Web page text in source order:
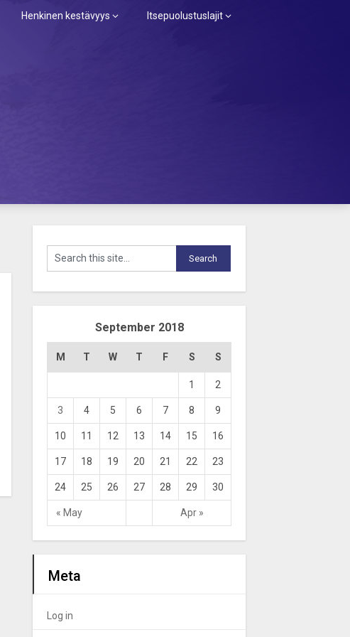
Henkinen kestävyys Itsepuolustuslajit
September 2018
M T W T F S S
« May Apr »
1 2
3 4 5 6 7 8 9
10 11 12 13 14 15 16
17 18 19 20 21 22 23
24 25 26 27 28 29 30
Meta
Log in